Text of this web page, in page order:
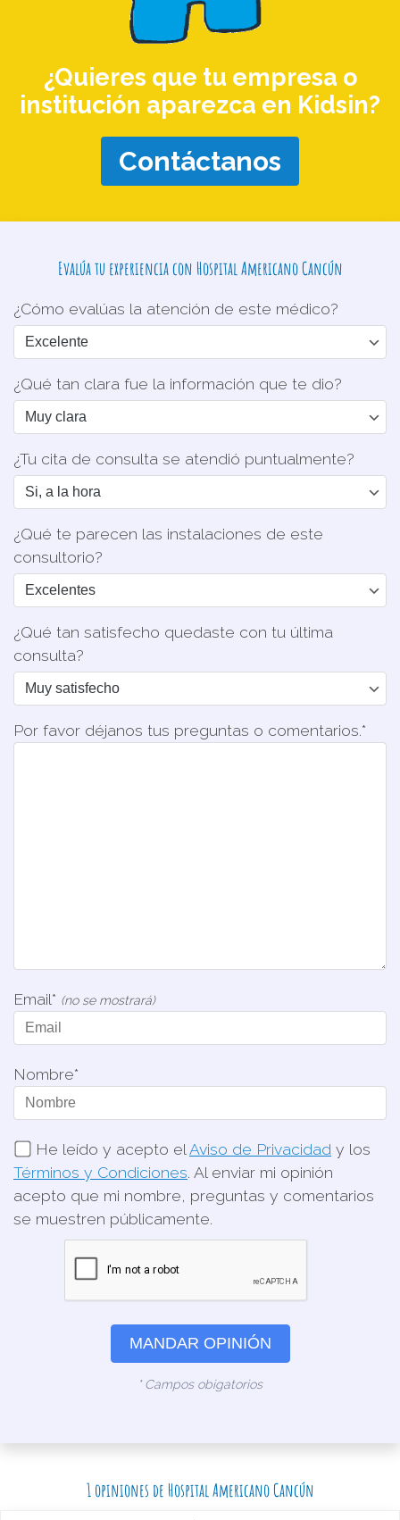
¿Quieres que tu empresa o
institución aparezca en Kidsin?
Contáctanos
Evalúa tu experiencia con Hospital Americano Cancún
¿Cómo evalúas la atención de este médico?
¿Qué tan clara fue la información que te dio?
¿Tu cita de consulta se atendió puntualmente?
¿Qué te parecen las instalaciones de este
consultorio?
¿Qué tan satisfecho quedaste con tu última
consulta?
Por favor déjanos tus preguntas o comentarios.*
Email* (no se mostrará)
Nombre*
He leído y acepto elAviso de Privacidad y los
Términos y Condiciones. Al enviar mi opinión
acepto que mi nombre, preguntas y comentarios
se muestren públicamente.
MANDAR OPINIÓN
* Campos obigatorios
1 opiniones de Hospital Americano Cancún